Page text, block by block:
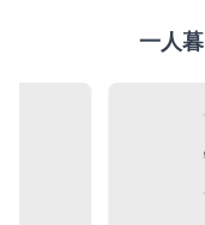
一人